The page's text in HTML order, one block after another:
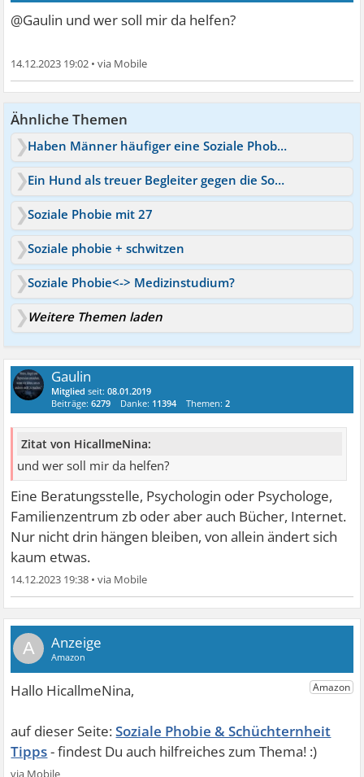
@Gaulin und wer soll mir da helfen?
14.12.2023 19:02 •
Ähnliche Themen
Haben Männer häufiger eine Soziale Phobie als Frauen?
Ein Hund als treuer Begleiter gegen die Soziale Phobie?
Soziale Phobie mit 27
Soziale phobie + schwitzen
Soziale Phobie<-> Medizinstudium?
Weitere Themen laden
Gaulin
Mitglied seit:08.01.2019
Beiträge:6279 Danke: 11394 Themen:2
Zitat von HicallmeNina:
und wer soll mir da helfen?
Eine Beratungsstelle, Psychologin oder Psychologe,
Familienzentrum zb oder aber auch Bücher, Internet.
Nur nicht drin hängen bleiben, von allein ändert sich
kaum etwas.
14.12.2023 19:38 •
A
Soziale Phobie & Schüchternheit
Tipps